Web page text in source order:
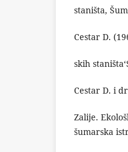
staništa,
Cestar D.
skih
Cestar D. i
Zalije.
šumarska